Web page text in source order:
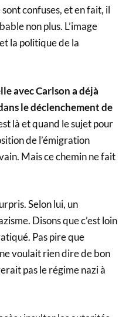
confuses, et en fait, il
non plus. L’image
la politique de la
avec Carlson a déjà
le déclenchement de
là et quand le sujet pour
de l’émigration
Mais ce chemin ne fait
Selon lui, un
Disons que c’est loin
Pas pire que
voulait rien dire de bon
pas le régime nazi à